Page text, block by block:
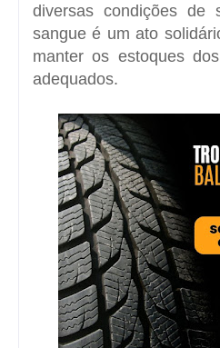
diversas condições de
sangue é um ato
manter os estoques
adequados.